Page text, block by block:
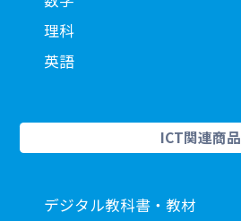
理科
英語
ICT関連商品
デジタル教科書・教材